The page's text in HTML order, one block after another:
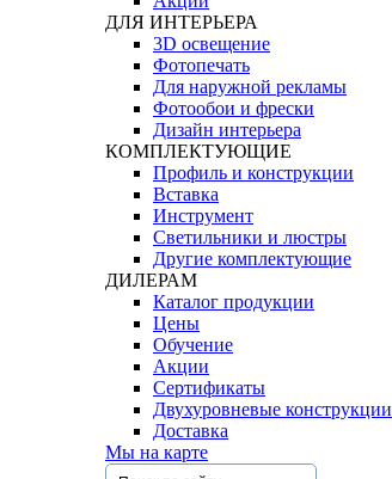
ДЛЯ ИНТЕРЬЕРА
3D освещение
Фотопечать
Для наружной рекламы
Фотообои и фрески
Дизайн интерьера
КОМПЛЕКТУЮЩИЕ
Профиль и конструкции
Вставка
Инструмент
Светильники и люстры
Другие комплектующие
ДИЛЕРАМ
Каталог продукции
Цены
Обучение
Акции
Сертификаты
Двухуровневые конструкции
Доставка
Мы на карте